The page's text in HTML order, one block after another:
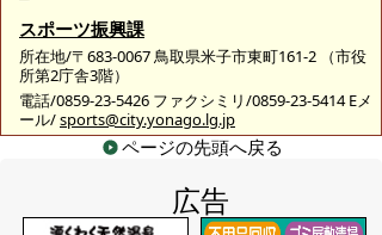
スポーツ振興課
所在地/〒683-0067 鳥取県米子市東町161-2 （市役
所第2庁舎3階）
電話/0859-23-5426 ファクシミリ/0859-23-5414 Eメ
ール/sports@city.yonago.lg.jp
ページの先頭へ戻る
広告